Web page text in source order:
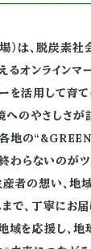
）は、脱炭素
るオンラインマ
を活用して育
へのやさしさ
地の
終わらないのが
産者の想い、
で、丁寧にお届
域を応援し、地